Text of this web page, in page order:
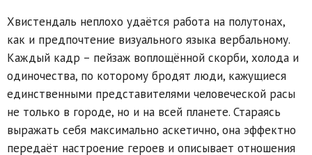
Хвистендаль неплохо удаётся работа на полутонах,
как и предпочтение визуального языка вербальному.
Каждый кадр – пейзаж воплощённой скорби, холода и
одиночества, по которому бродят люди, кажущиеся
единственными представителями человеческой расы
не только в городе, но и на всей планете. Стараясь
выражать себя максимально аскетично, она эффектно
передаёт настроение героев и описывает отношения